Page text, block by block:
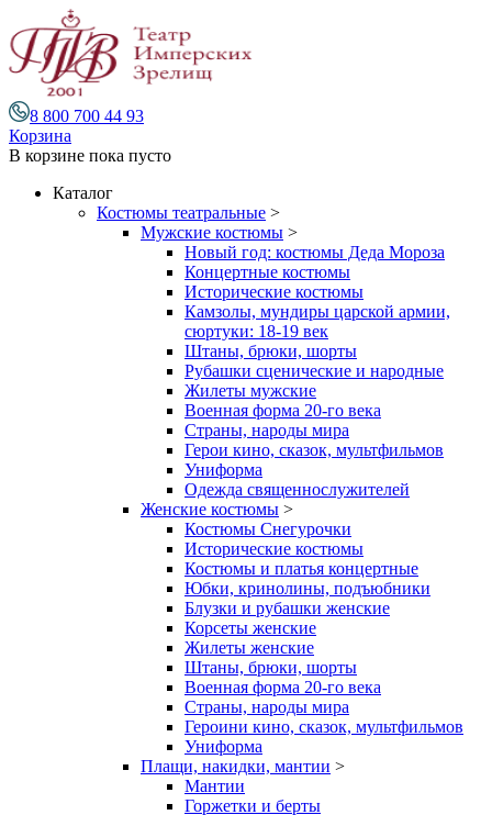
8 800 700 44 93
Корзина
В корзине пока пусто
Каталог
Костюмы театральные >
Мужские костюмы >
Новый год: костюмы Деда Мороза
Концертные костюмы
Исторические костюмы
Камзолы, мундиры царской армии,
сюртуки: 18-19 век
Штаны, брюки, шорты
Рубашки сценические и народные
Жилеты мужские
Военная форма 20-го века
Страны, народы мира
Герои кино, сказок, мультфильмов
Униформа
Одежда священнослужителей
Женские костюмы >
Костюмы Снегурочки
Исторические костюмы
Костюмы и платья концертные
Юбки, кринолины, подъюбники
Блузки и рубашки женские
Корсеты женские
Жилеты женские
Штаны, брюки, шорты
Военная форма 20-го века
Страны, народы мира
Героини кино, сказок, мультфильмов
Униформа
Плащи, накидки, мантии >
Мантии
Горжетки и берты